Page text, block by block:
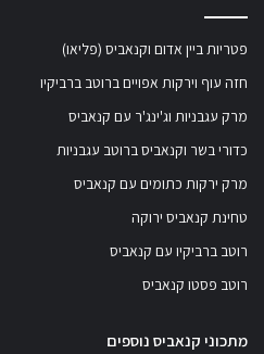
פטריות ביין אדום וקנאביס (פליאו)
חזה עוף וירקות אפויים ברוטב ברביקיו
מרק עגבניות וג'ינג'ר עם קנאביס
כדורי בשר וקנאביס ברוטב עגבניות
מרק ירקות כתומים עם קנאביס
טחינת קנאביס ירוקה
רוטב ברביקיו עם קנאביס
רוטב פסטו קנאביס
מתכוני קנאביס נוספים